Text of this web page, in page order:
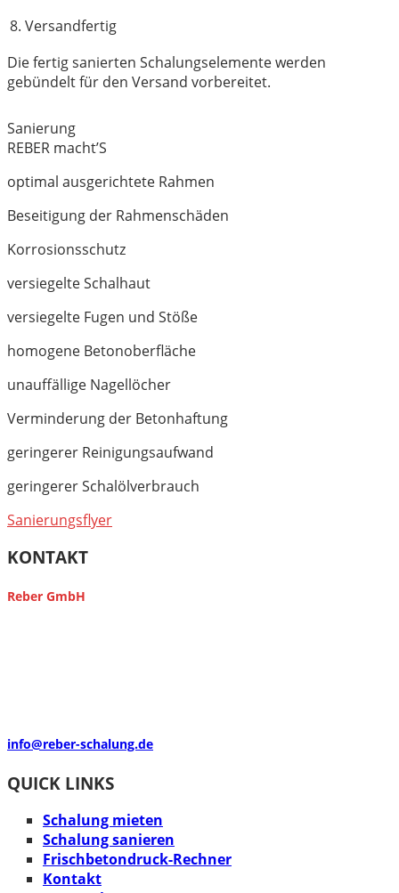
8. Versandfertig
Die fertig sanierten Schalungselemente werden
gebündelt für den Versand vorbereitet.
Sanierung
REBER macht’S
optimal ausgerichtete Rahmen
Beseitigung der Rahmenschäden
Korrosionsschutz
versiegelte Schalhaut
versiegelte Fugen und Stöße
homogene Betonoberfläche
unauffällige Nagellöcher
Verminderung der Betonhaftung
geringerer Reinigungsaufwand
geringerer Schalölverbrauch
Sanierungsflyer
KONTAKT
Reber GmbH
info@reber-schalung.de
QUICK LINKS
Schalung mieten
Schalung sanieren
Frischbetondruck-Rechner
Kontakt